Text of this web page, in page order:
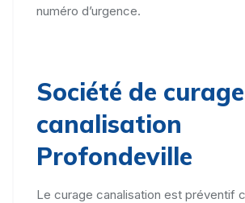
numéro d’urgence.
Société de curage
canalisation
Profondeville
Le curage canalisation est préventif